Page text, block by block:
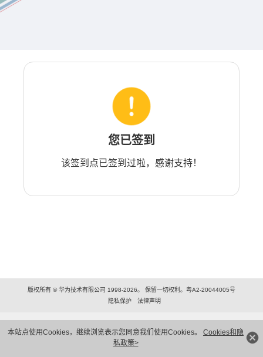
本站点使用Cookies，继续浏览表示您同意我们使用Cookies。 Cookies和隐
私政策>
您已签到
该签到点已签到过啦，感谢支持！
版权所有 © 华为技术有限公司 1998-2026。 保留一切权利。粤A2-20044005号
隐私保护
法律声明